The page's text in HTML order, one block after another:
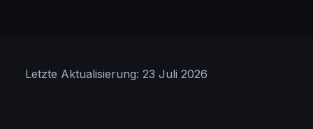
Letzte Aktualisierung: 23 Juli 2026